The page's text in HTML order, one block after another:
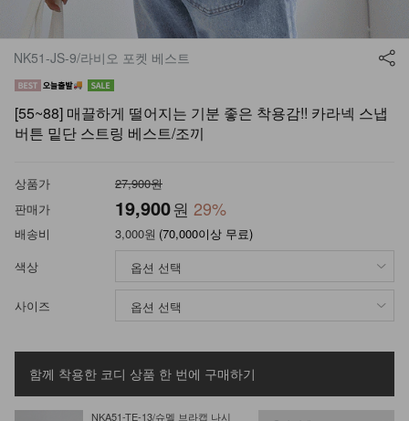
NK51-JS-9/라비오 포켓 베스트
[55~88] 매끌하게 떨어지는 기분 좋은 착용감!! 카라넥 스냅
버튼 밑단 스트링 베스트/조끼
상품가
27,900원
판매가
19,900원 29%
배송비 3,000원 (70,000이상 무료)
색상
사이즈
함께 착용한 코디 상품 한 번에 구매하기
NKA51-TE-13/슈멜 브라캡 나시